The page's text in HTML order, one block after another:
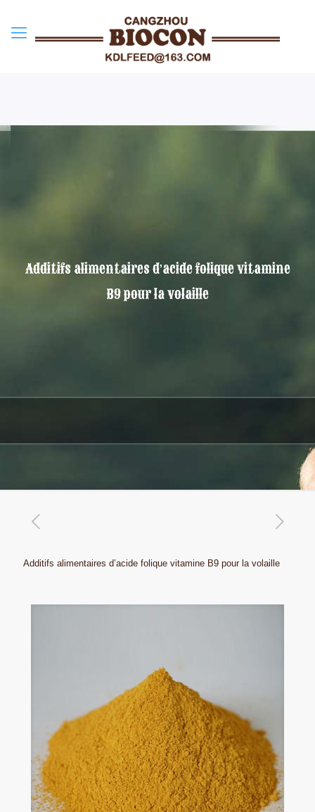
Additifs alimentaires d’acide folique vitamine
B9 pour la volaille
Additifs alimentaires d’acide folique vitamine B9 pour la volaille